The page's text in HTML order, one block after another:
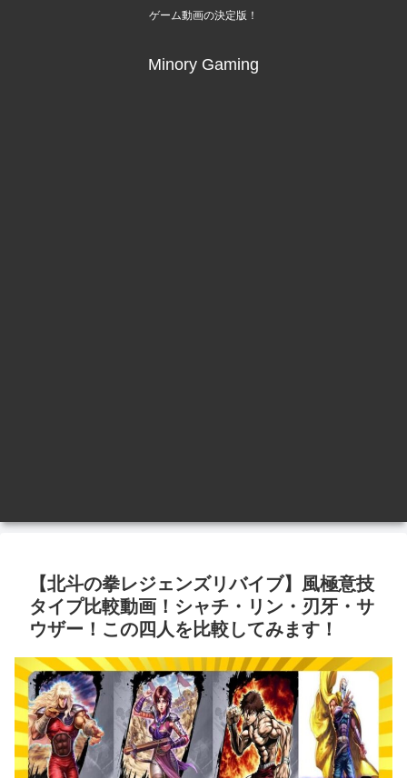
ゲーム動画の決定版！
Minory Gaming
【北斗の拳レジェンズリバイブ】風極意技
タイプ比較動画！シャチ・リン・刃牙・サ
ウザー！この四人を比較してみます！